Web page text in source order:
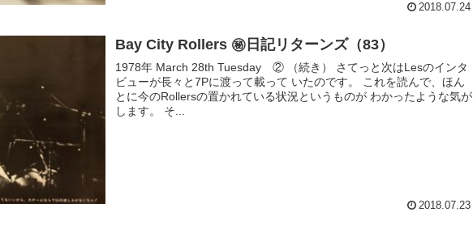
2018.07.24
Bay City Rollers ㊙日記リターンズ（83）
1978年 March 28th Tuesday ② （続き） さてっと次はLesのインタ
ビューが長々と7Pに渡って載って いたのです。 これを読んで、ほん
とに今のRollersの置かれている状況というものが わかったような気が
します。 そ...
2018.07.23